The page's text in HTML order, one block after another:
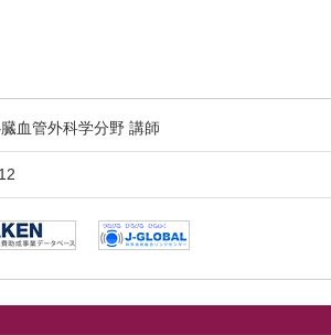
血管外科学分野 講師